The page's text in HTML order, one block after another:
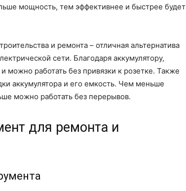
мощность, тем эффективнее и быстрее будет
и ремонта – отличная альтернатива
сети. Благодаря аккумулятору,
можно работать без привязки к розетке. Также
аккумулятора и его емкость. Чем меньше
можно работать без перерывов.
для ремонта и